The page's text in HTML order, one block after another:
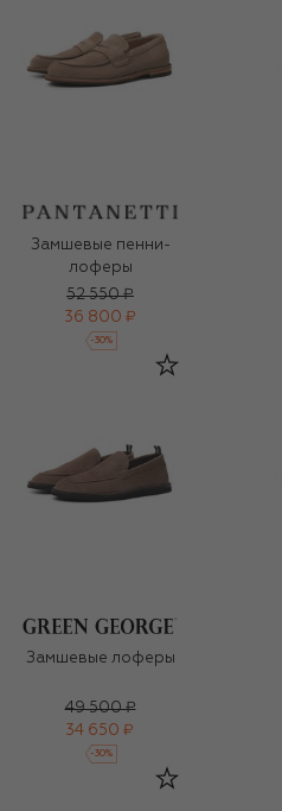
Замшевые пенни-
лоферы
52 550 ₽
36 800 ₽
-30%
Замшевые лоферы
49 500 ₽
34 650 ₽
-30%